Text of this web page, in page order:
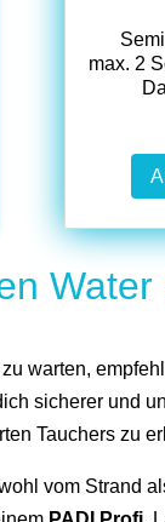
max. 2
warten,
sicherer und
Tauchers zu
vom Strand